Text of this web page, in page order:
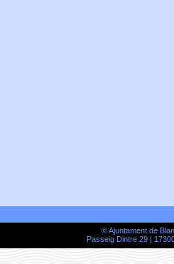
© Ajuntament de
Passeig Dintre 29 |